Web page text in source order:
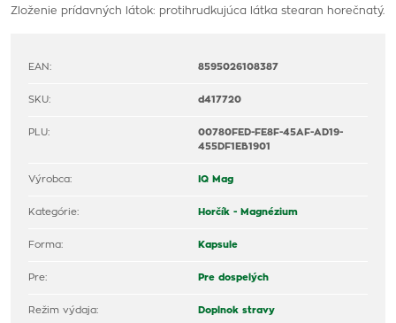
Zloženie prídavných látok: protihrudkujúca látka stearan horečnatý.
EAN: 8595026108387
SKU: d417720
PLU:
00780FED-FE8F-45AF-AD19-
455DF1EB1901
Výrobca: IQ Mag
Kategórie: Horčík - Magnézium
Forma: Kapsule
Pre: Pre dospelých
Režim výdaja: Doplnok stravy